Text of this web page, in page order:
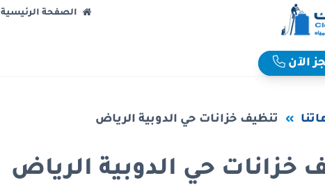
الصفحة الرئيسية
الآن
تنظيف خزانات حي الدوبية الرياض
خزانات حي الدوبية الرياض